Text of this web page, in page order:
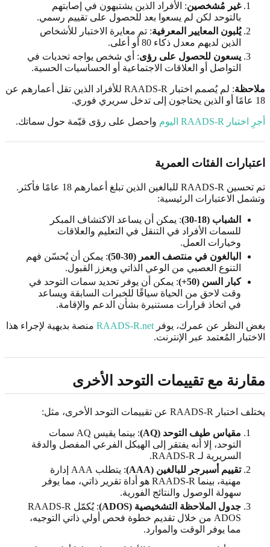
غير مُشخصين: الأفراد الذين يشتبهون في إصابتهم
بالتوحد لكن لم يسعوا بعد للحصول على تقييم رسمي.
يُلبون المعايير المعرفية: تم معايرة الاختبار للأشخاص
الذين لديهم معدل ذكاء 80 أو أعلى.
يسعون للحصول على رؤى: أي شخص يواجه تحديات في
التواصل أو العلاقات الاجتماعية أو الحساسيات الحسية.
ملاحظة
: لم يُصمم اختبار RAADS-R للأفراد الذين تقل أعمارهم عن
18 عامًا أو الذين يحتاجون إلى تدخل سريري فوري.
أجرِ اختبار RAADS-R اليوم واحصل على رؤى قيّمة حول سماتك.
اعتبارات الفئات العمرية
تم تحسين RAADS-R للبالغين الذين تبلغ أعمارهم 18 عامًا فأكثر.
وتشمل الاعتبارات الرئيسية:
الشباب (18-30)
: يمكن أن يساعد الاكتشاف المبكر
للسمات الأفراد في التنقل في التعليم والعلاقات
وخيارات العمل.
البالغون في منتصف العمر (30-50)
: يمكن أن يُحسّن فهم
التنوع العصبي من الوعي الذاتي ويعزز القبول.
كبار السن (50+)
: يمكن أن يوفر تحديد سمات التوحد في
وقت لاحق من الحياة سياقًا للخبرات السابقة ويساعد
في اتخاذ قرارات مستنيرة بشأن الدعم والإقامة.
بغض النظر عن عمرك، يوفر RAADS-R.net منصة بديهية لإجراء هذا
الاختبار المُعتمد عبر الإنترنت.
مقارنة مع تقييمات التوحد الأخرى
يختلف اختبار RAADS-R عن تقييمات التوحد الأخرى، مثل:
مقياس طيف التوحد (AQ)
: بينما يقيس AQ سمات
التوحد، إلا أنه يفتقر إلى الهيكل الفرعي المفصل والدقة
السريرية لـ RAADS-R.
تقييم أسبرجر للبالغين (AAA)
: يتطلب AAA إدارة
مهنية، بينما RAADS-R هو أداة تقرير ذاتي، مما يوفر
سهولة الوصول والنتائج الفورية.
جدول الملاحظة التشخيصية (ADOS)
: يُكمّل RAADS-R
ADOS من خلال تقديم خطوة فحص أولي ذاتي التوجيه،
مما يوفر الوقت والموارد.